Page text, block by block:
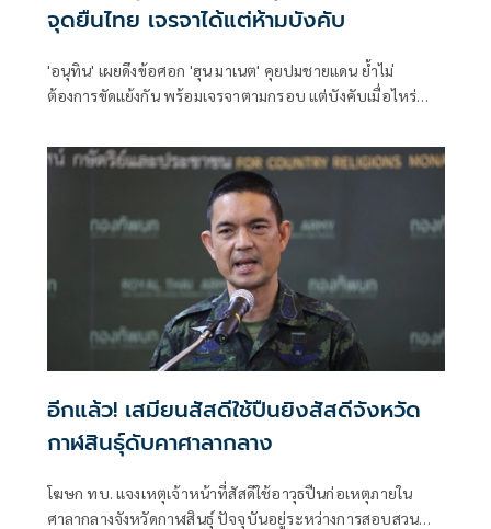
จุดยืนไทย เจรจาได้แต่ห้ามบังคับ
'อนุทิน' เผยดึงข้อศอก 'ฮุน มาเนต' คุยปมชายแดน ย้ำไม่
ต้องการขัดแย้งกัน พร้อมเจรจาตามกรอบ แต่บังคับเมื่อไหร่
ตาย
อีกแล้ว! เสมียนสัสดีใช้ปืนยิงสัสดีจังหวัด
กาฬสินธุ์ดับคาศาลากลาง
โฆษก ทบ. แจงเหตุเจ้าหน้าที่สัสดีใช้อาวุธปืนก่อเหตุภายใน
ศาลากลางจังหวัดกาฬสินธุ์ ปัจจุบันอยู่ระหว่างการสอบสวน